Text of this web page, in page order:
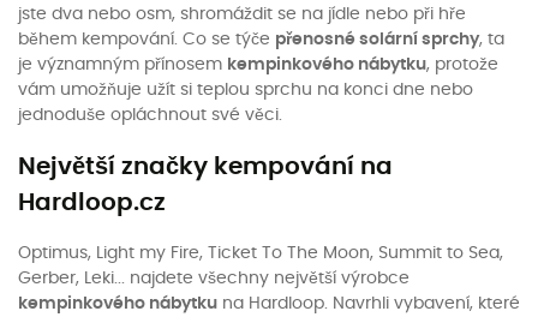
jste dva nebo osm, shromáždit se na jídle nebo při hře
během kempování. Co se týče přenosné solární sprchy, ta
je významným přínosem kempinkového nábytku, protože
vám umožňuje užít si teplou sprchu na konci dne nebo
jednoduše opláchnout své věci.
Největší značky kempování na
Hardloop.cz
Optimus, Light my Fire, Ticket To The Moon, Summit to Sea,
Gerber, Leki... najdete všechny největší výrobce
kempinkového nábytku na Hardloop. Navrhli vybavení, které